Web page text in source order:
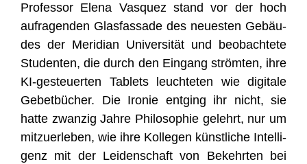
Pro­fes­sor Ele­na Vas­quez stand vor der hoch
auf­ra­gen­den Glas­fas­sa­de des neu­es­ten Gebäu­
des der Meri­di­an Uni­ver­si­tät und beob­ach­te­te
Stu­den­ten, die durch den Ein­gang ström­ten, ihre
KI-gesteu­er­ten Tablets leuch­te­ten wie digi­ta­le
Gebet­bü­cher. Die Iro­nie ent­ging ihr nicht, sie
hat­te zwan­zig Jah­re Phi­lo­so­phie gelehrt, nur um
mit­zu­er­le­ben, wie ihre Kol­le­gen künst­li­che Intel­li­
genz mit der Lei­den­schaft von Bekehr­ten bei